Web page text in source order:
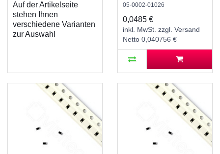
Auf der Artikelseite
stehen Ihnen
verschiedene Varianten
zur Auswahl
05-0002-01026
0,0485 €
inkl. MwSt. zzgl. Versand
Netto 0,040756 €